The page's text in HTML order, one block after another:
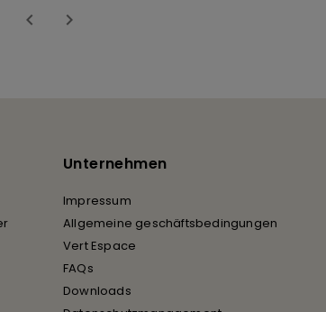
 
Unternehmen
Impressum
Allgemeine geschäftsbedingungen
Vert Espace
FAQs
Downloads